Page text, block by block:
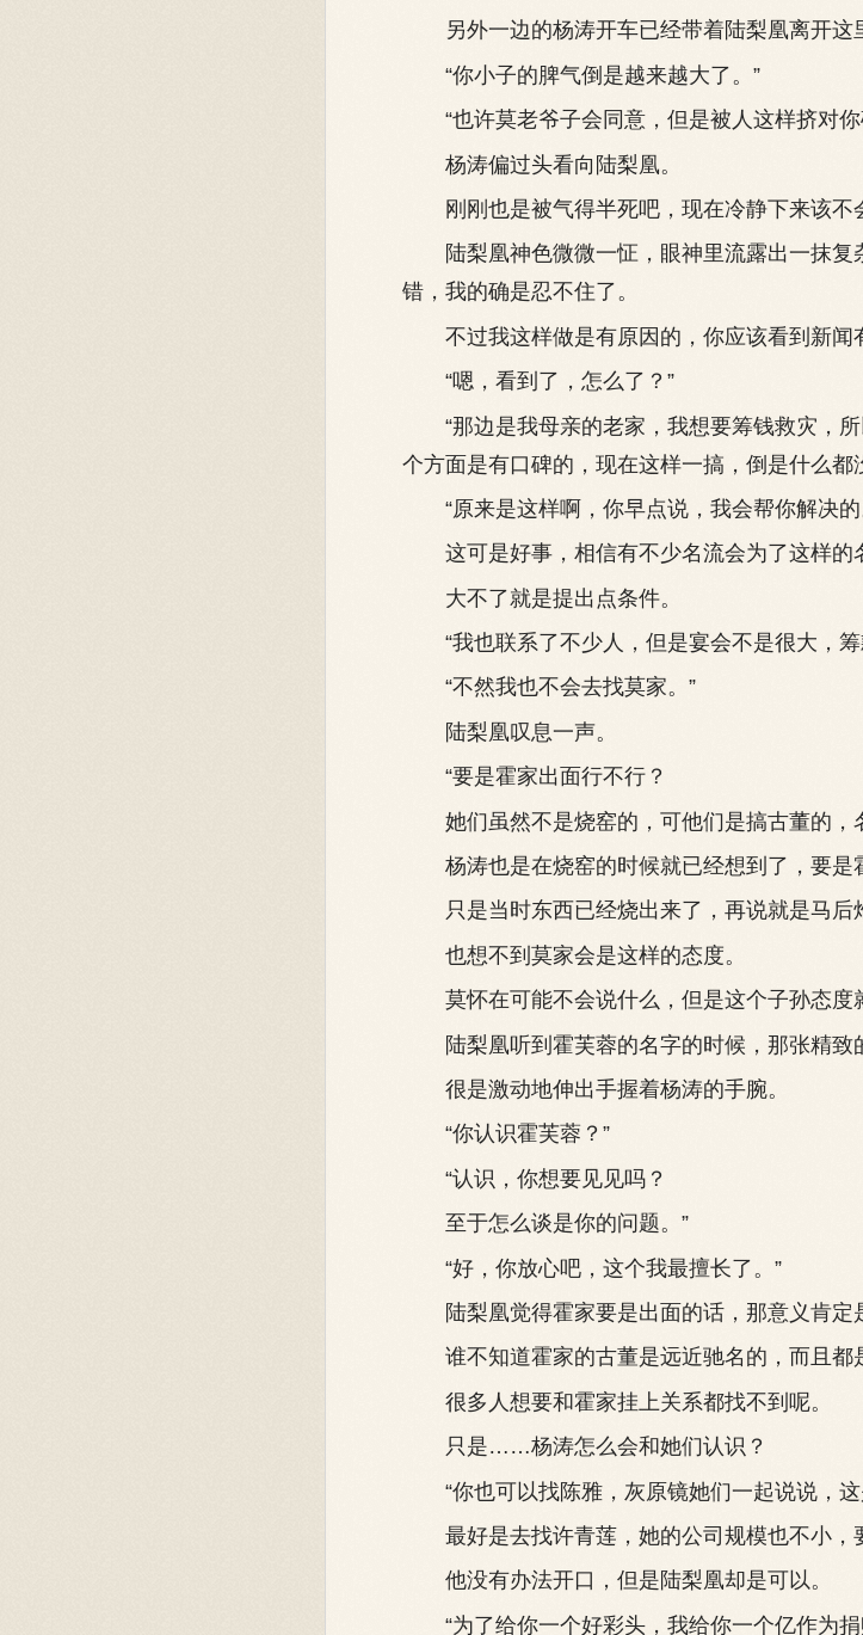
另外一边的杨涛开车已经带着陆梨凰离开这
“你小子的脾气倒是越来越大了。”
“也许莫老爷子会同意，但是被人这样挤对你
杨涛偏过头看向陆梨凰。
刚刚也是被气得半死吧，现在冷静下来该不
陆梨凰神色微微一怔，眼神里流露出一抹复
错，我的确是忍不住了。
不过我这样做是有原因的，你应该看到新闻
“嗯，看到了，怎么了？”
“那边是我母亲的老家，我想要筹钱救灾，所
个方面是有口碑的，现在这样一搞，倒是什么都
“原来是这样啊，你早点说，我会帮你解决的
这可是好事，相信有不少名流会为了这样的
大不了就是提出点条件。
“我也联系了不少人，但是宴会不是很大，筹
“不然我也不会去找莫家。”
陆梨凰叹息一声。
“要是霍家出面行不行？
她们虽然不是烧窑的，可他们是搞古董的，
杨涛也是在烧窑的时候就已经想到了，要是
只是当时东西已经烧出来了，再说就是马后
也想不到莫家会是这样的态度。
莫怀在可能不会说什么，但是这个子孙态度
陆梨凰听到霍芙蓉的名字的时候，那张精致
很是激动地伸出手握着杨涛的手腕。
“你认识霍芙蓉？”
“认识，你想要见见吗？
至于怎么谈是你的问题。”
“好，你放心吧，这个我最擅长了。”
陆梨凰觉得霍家要是出面的话，那意义肯定
谁不知道霍家的古董是远近驰名的，而且都
很多人想要和霍家挂上关系都找不到呢。
只是……杨涛怎么会和她们认识？
“你也可以找陈雅，灰原镜她们一起说说，这
最好是去找许青莲，她的公司规模也不小，
他没有办法开口，但是陆梨凰却是可以。
“为了给你一个好彩头，我给你一个亿作为捐